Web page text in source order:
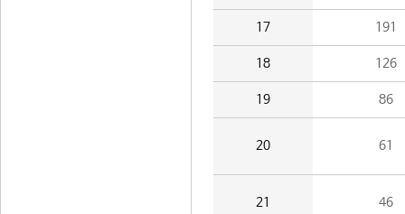
17 191
18 126
19 86
20 61
21 46